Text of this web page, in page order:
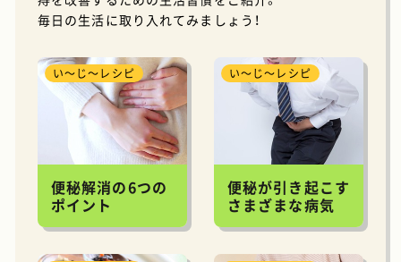
食物繊維レシピ 豚肉と豆のトマトスー
痔の体験談<女性版> 痔の診察の日
に……
2021.12.17 サイトを更新いたしました。
朝食レシピ 洋風きんぴら＆玄米フレー
ク
食物繊維レシピ 和風スープカレー
痔の体験談<男性版> ゲレンデの悲劇
痔の体験談<女性版> ママ友と一緒に
2021.11.30
サイトをリニューアルいたしました。
ので、ぜひご活用ください。
毎日の生活に取り入れてみましょう！
い～じ～レシピ
便秘解消の6つの
ポイント
い～じ～レシピ
便秘が引き起こす
さまざまな病気